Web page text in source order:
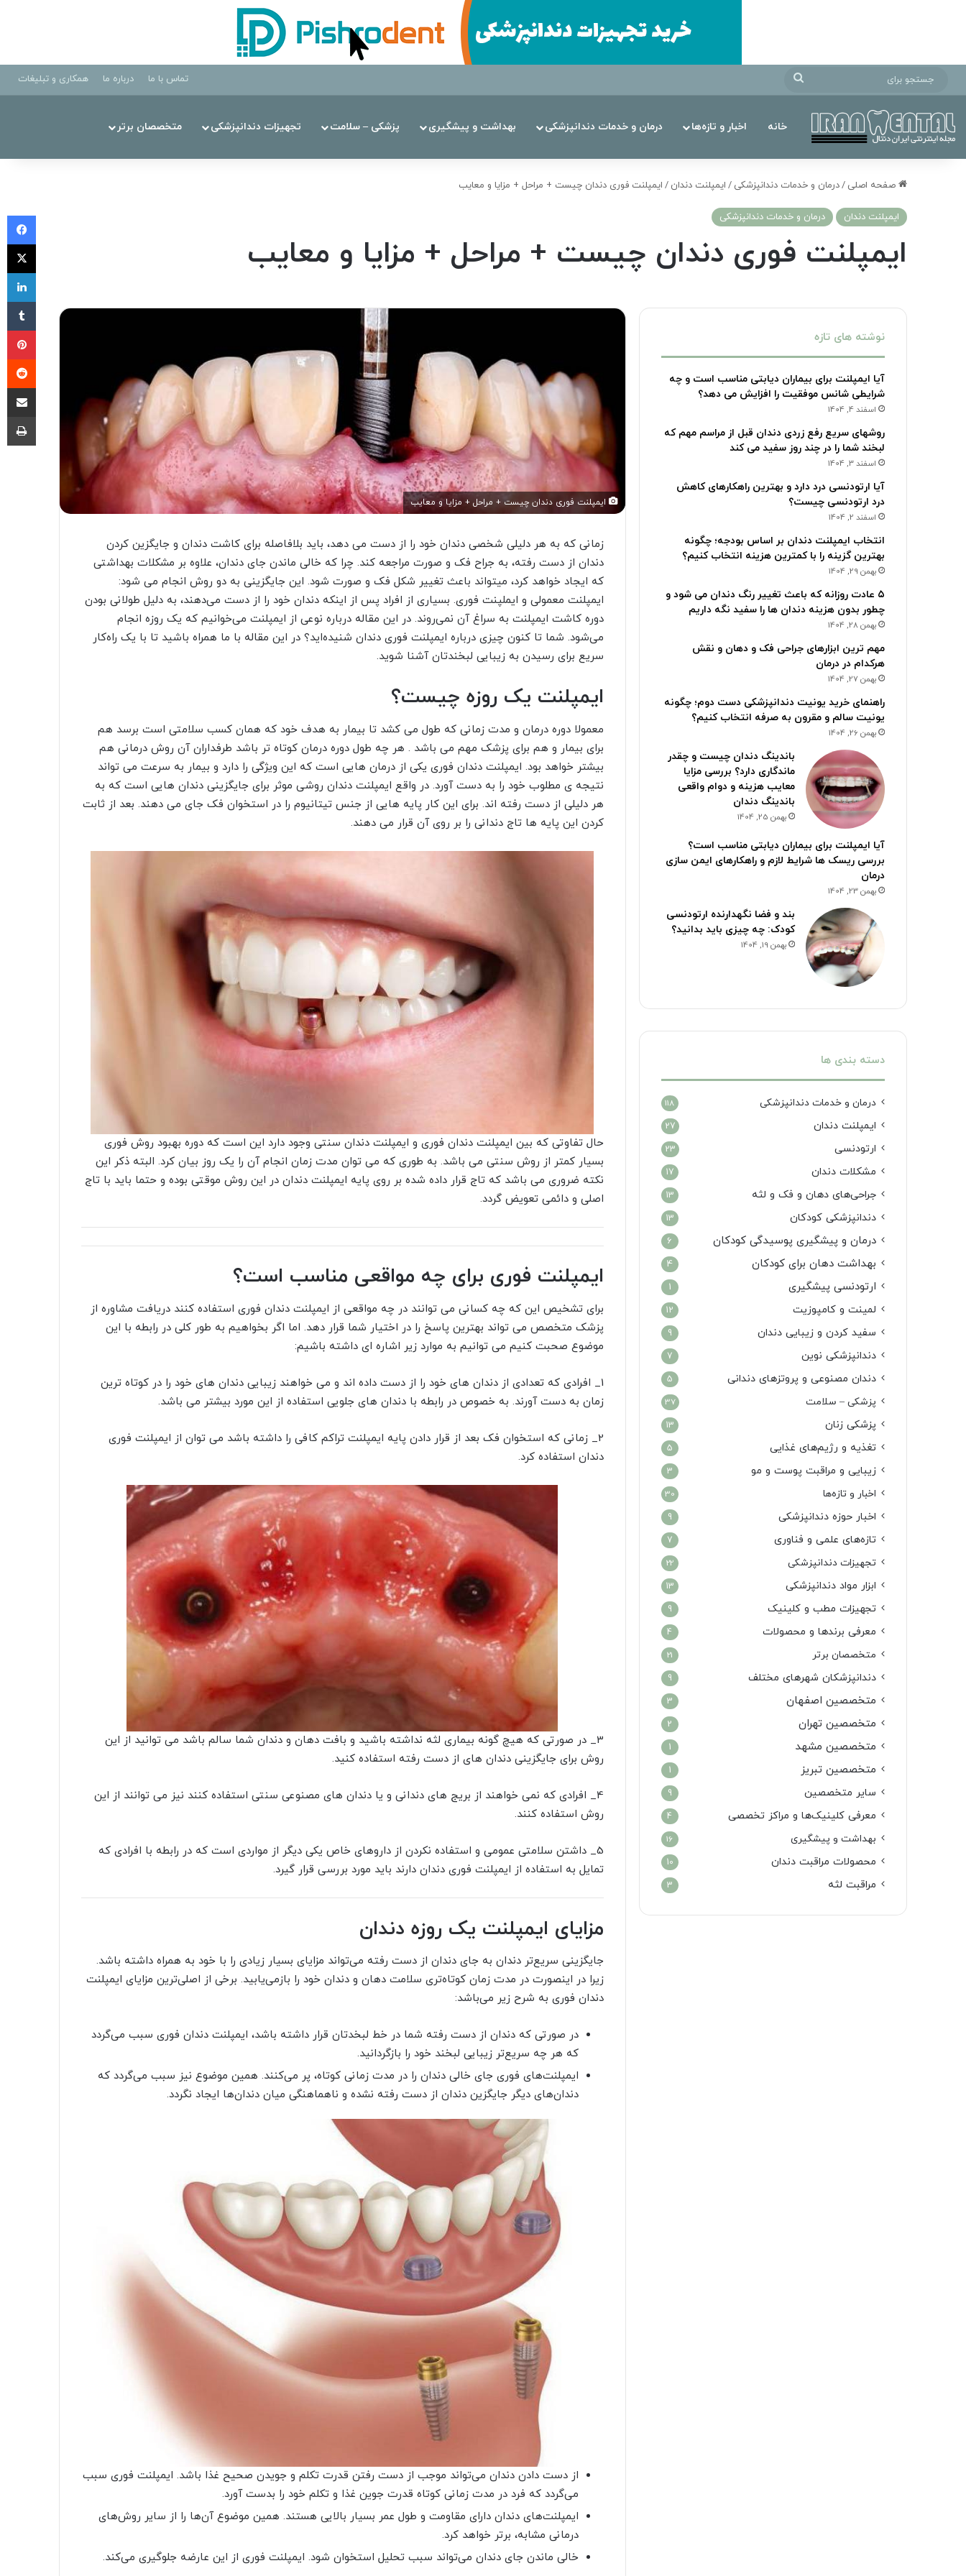
جستجو
تماس با ما درباره ما همکاری و تبلیغات
خانه اخبار و تازه‌ها درمان‌ و خدمات دندانپزشکی بهداشت و پیشگیری پزشکی – سلامت تجهیزات دندانپزشکی متخصصان برتر
صفحه اصلی /درمان‌ و خدمات دندانپزشکی / ایمپلنت دندان / ایمپلنت فوری دندان چیست + مراحل + مزایا و معایب
ایمپلنت دندان درمان‌ و خدمات دندانپزشکی
ایمپلنت فوری دندان چیست + مراحل + مزایا و معایب
ایمپلنت فوری دندان چیست + مراحل + مزایا و معایب
زمانی که به هر دلیلی شخصی دندان خود را از دست می دهد، باید بلافاصله برای کاشت دندان و جایگزین کردن
دندان از دست رفته، به جراح فک و صورت مراجعه کند. چرا که خالی ماندن جای دندان، علاوه بر مشکلات بهداشتی
که ایجاد خواهد کرد، میتواند باعث تغییر شکل فک و صورت شود. این جایگزینی به دو روش انجام می شود:
ایمپلنت معمولی و ایملپنت فوری. بسیاری از افراد پس از اینکه دندان خود را از دست می‌دهند، به دلیل طولانی بودن
دوره کاشت ایمپلنت به سراغ آن نمی‌روند. در این مقاله درباره نوعی از ایمپلنت می‌خوانیم که یک روزه انجام
می‌شود. شما تا کنون چیزی درباره ایمپلنت فوری دندان شنیده‌اید؟ در این مقاله با ما همراه باشید تا با یک راه‌کار
سریع برای رسیدن به زیبایی لبخندتان آشنا شوید.
ایمپلنت یک روزه چیست؟
معمولا دوره درمان و مدت زمانی که طول می کشد تا بیمار به هدف خود که همان کسب سلامتی است برسد هم
برای بیمار و هم برای پزشک مهم می باشد . هر چه طول دوره درمان کوتاه تر باشد طرفداران آن روش درمانی هم
بیشتر خواهد بود. ایمپلنت دندان فوری یکی از درمان هایی است که این ویژگی را دارد و بیمار به سرعت می تواند
نتیجه ی مطلوب خود را به دست آورد. در واقع ایمپلنت دندان روشی موثر برای جایگزینی دندان هایی است که به
هر دلیلی از دست رفته اند. برای این کار پایه هایی از جنس تیتانیوم را در استخوان فک جای می دهند. بعد از ثابت
کردن این پایه ها تاج دندانی را بر روی آن قرار می دهند.
حال تفاوتی که بین ایمپلنت دندان فوری و ایمپلنت دندان سنتی وجود دارد این است که دوره بهبود روش فوری
بسیار کمتر از روش سنتی می باشد. به طوری که می توان مدت زمان انجام آن را یک روز بیان کرد. البته ذکر این
نکته ضروری می باشد که تاج قرار داده شده بر روی پایه ایمپلنت دندان در این روش موقتی بوده و حتما باید با تاج
اصلی و دائمی تعویض گردد.
ایمپلنت فوری برای چه مواقعی مناسب است؟
برای تشخیص این که چه کسانی می توانند در چه مواقعی از ایمپلنت دندان فوری استفاده کنند دریافت مشاوره از
پزشک متخصص می تواند بهترین پاسخ را در اختیار شما قرار دهد. اما اگر بخواهیم به طور کلی در رابطه با این
موضوع صحبت کنیم می توانیم به موارد زیر اشاره ای داشته باشیم:
1_ افرادی که تعدادی از دندان های خود را از دست داده اند و می خواهند زیبایی دندان های خود را در کوتاه ترین
زمان به دست آورند. به خصوص در رابطه با دندان های جلویی استفاده از این مورد بیشتر می باشد.
2_ زمانی که استخوان فک بعد از قرار دادن پایه ایمپلنت تراکم کافی را داشته باشد می توان از ایمپلنت فوری
دندان استفاده کرد.
3_ در صورتی که هیچ گونه بیماری لثه نداشته باشید و بافت دهان و دندان شما سالم باشد می توانید از این
روش برای جایگزینی دندان های از دست رفته استفاده کنید.
4_ افرادی که نمی خواهند از بریج های دندانی و یا دندان های مصنوعی سنتی استفاده کنند نیز می توانند از این
روش استفاده کنند.
5_ داشتن سلامتی عمومی و استفاده نکردن از داروهای خاص یکی دیگر از مواردی است که در رابطه با افرادی که
تمایل به استفاده از ایمپلنت فوری دندان دارند باید مورد بررسی قرار گیرد.
مزایای ایمپلنت یک روزه دندان
جایگزینی سریع‌تر دندان به جای دندان از دست رفته می‌تواند مزایای بسیار زیادی را با خود به همراه داشته باشد.
زیرا در اینصورت در مدت زمان کوتاه‌تری سلامت دهان و دندان خود را بازمی‌یابید. برخی از اصلی‌ترین مزایای ایمپلنت
دندان فوری به شرح زیر می‌باشد:
در صورتی که دندان از دست رفته شما در خط لبخدتان قرار داشته باشد، ایمپلنت دندان فوری سبب می‌گردد
که هر چه سریع‌تر زیبایی لبخند خود را بازگردانید.
ایمپلنت‌های فوری جای خالی دندان را در مدت زمانی کوتاه، پر می‌کنند. همین موضوع نیز سبب می‌گردد که
دندان‌های دیگر جایگزین دندان از دست رفته نشده و ناهماهنگی میان دندان‌ها ایجاد نگردد.
از دست دادن دندان می‌تواند موجب از دست رفتن قدرت تکلم و جویدن صحیح غذا باشد. ایمپلنت فوری سبب
می‌گردد که فرد در مدت زمانی کوتاه قدرت جوین غذا و تکلم خود را بدست آورد.
ایمپلنت‌های دندان دارای مقاومت و طول عمر بسیار بالایی هستند. همین موضوع آن‌ها را از سایر روش‌های
درمانی مشابه، برتر خواهد کرد.
خالی ماندن جای دندان می‌تواند سبب تحلیل استخوان شود. ایمپلنت فوری از این عارضه جلوگیری می‌کند.
نوشته های تازه
آیا ایمپلنت برای بیماران دیابتی مناسب است و چه
شرایطی شانس موفقیت را افزایش می دهد؟
اسفند 4, 1404
روشهای سریع رفع زردی دندان قبل از مراسم مهم که
لبخند شما را در چند روز سفید می کند
اسفند 3, 1404
آیا ارتودنسی درد دارد و بهترین راهکارهای کاهش
درد ارتودنسی چیست؟
اسفند 2, 1404
انتخاب ایمپلنت دندان بر اساس بودجه؛ چگونه
بهترین گزینه را با کمترین هزینه انتخاب کنیم؟
بهمن 29, 1404
۵ عادت روزانه که باعث تغییر رنگ دندان می شود و
چطور بدون هزینه دندان ها را سفید نگه داریم
بهمن 28, 1404
مهم ترین ابزارهای جراحی فک و دهان و نقش
هرکدام در درمان
بهمن 27, 1404
راهنمای خرید یونیت دندانپزشکی دست دوم؛ چگونه
یونیت سالم و مقرون به صرفه انتخاب کنیم؟
بهمن 26, 1404
باندینگ دندان چیست و چقدر
ماندگاری دارد؟ بررسی مزایا
معایب هزینه و دوام واقعی
باندینگ دندان
بهمن 25, 1404
آیا ایمپلنت برای بیماران دیابتی مناسب است؟
بررسی ریسک ها شرایط لازم و راهکارهای ایمن سازی
درمان
بهمن 23, 1404
بند و فضا نگهدارنده ارتودنسی
کودک: چه چیزی باید بدانید؟
بهمن 19, 1404
دسته بندی ها
درمان‌ و خدمات دندانپزشکی 118
ایمپلنت دندان 27
ارتودنسی 23
مشکلات دندان 17
جراحی‌های دهان و فک و لثه 13
دندانپزشکی کودکان 13
درمان و پیشگیری پوسیدگی کودکان 6
بهداشت دهان برای کودکان 4
ارتودنسی پیشگیری 1
لمینت و کامپوزیت 12
سفید کردن و زیبایی دندان 9
دندانپزشکی نوین 7
دندان مصنوعی و پروتزهای دندانی 5
پزشکی – سلامت 37
پزشکی زنان 13
تغذیه و رژیم‌های غذایی 5
زیبایی و مراقبت پوست و مو 3
اخبار و تازه‌ها 30
اخبار حوزه دندانپزشکی 9
تازه‌های علمی و فناوری 7
تجهیزات دندانپزشکی 22
ابزار مواد دندانپزشکی 13
تجهیزات مطب و کلینیک 9
معرفی برندها و محصولات 4
متخصصان برتر 21
دندانپزشکان شهرهای مختلف 9
متخصصین اصفهان 3
متخصصین تهران 2
متخصصین مشهد 1
متخصصین تبریز 1
سایر متخصصین 9
معرفی کلینیک‌ها و مراکز تخصصی 4
بهداشت و پیشگیری 16
محصولات مراقبت دندان 10
مراقبت لثه 3
X
اشتراک